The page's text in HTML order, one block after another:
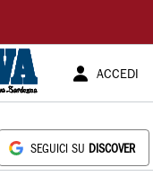
ACCEDI
SEGUICI SU DISCOVER